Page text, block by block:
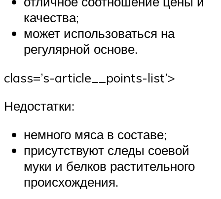
качества;
может использоваться на
регулярной основе.
class=’s-article__points-list’>
Недостатки:
немного мяса в составе;
присутствуют следы соевой
муки и белков растительного
происхождения.